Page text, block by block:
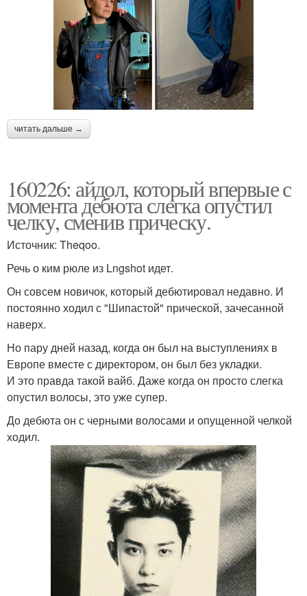
читать дальше →
160226: айдол, который впервые с
момента дебюта слегка опустил
челку, сменив прическу.
Источник: Theqoo.
Речь о ким рюле из Lngshot идет.
Он совсем новичок, который дебютировал недавно. И
постоянно ходил с "Шипастой" прической, зачесанной
наверх.
Но пару дней назад, когда он был на выступлениях в
Европе вместе с директором, он был без укладки.
И это правда такой вайб. Даже когда он просто слегка
опустил волосы, это уже супер.
До дебюта он с черными волосами и опущенной челкой
ходил.